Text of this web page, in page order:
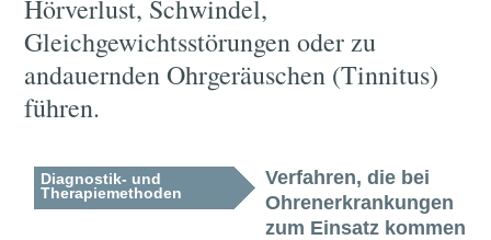
Hörverlust, Schwindel,
Gleichgewichtsstörungen oder zu
andauernden Ohrgeräuschen (Tinnitus)
führen.
Diagnostik- und
Therapiemethoden
Verfahren, die bei
Ohrenerkrankungen
zum Einsatz kommen